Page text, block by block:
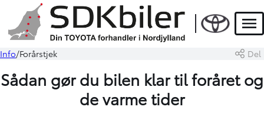
Info Forårstjek Del
Sådan gør du bilen klar til foråret og
de varme tider